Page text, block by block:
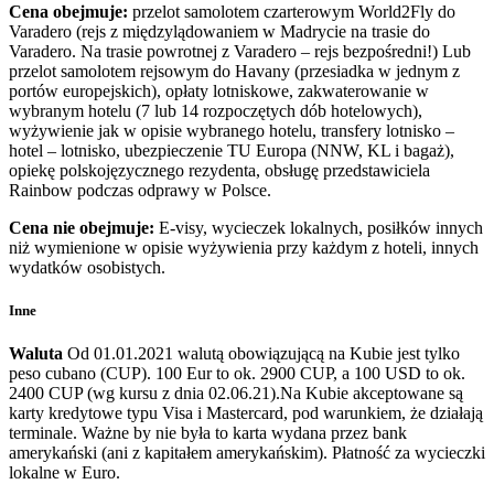
Cena obejmuje: przelot samolotem czarterowym World2Fly do
Varadero (rejs z międzylądowaniem w Madrycie na trasie do
Varadero. Na trasie powrotnej z Varadero – rejs bezpośredni!) Lub
przelot samolotem rejsowym do Havany (przesiadka w jednym z
portów europejskich), opłaty lotniskowe, zakwaterowanie w
wybranym hotelu (7 lub 14 rozpoczętych dób hotelowych),
wyżywienie jak w opisie wybranego hotelu, transfery lotnisko –
hotel – lotnisko, ubezpieczenie TU Europa (NNW, KL i bagaż),
opiekę polskojęzycznego rezydenta, obsługę przedstawiciela
Rainbow podczas odprawy w Polsce.
Cena nie obejmuje: E-visy, wycieczek lokalnych, posiłków innych
niż wymienione w opisie wyżywienia przy każdym z hoteli, innych
wydatków osobistych.
Inne
Waluta Od 01.01.2021 walutą obowiązującą na Kubie jest tylko
peso cubano (CUP). 100 Eur to ok. 2900 CUP, a 100 USD to ok.
2400 CUP (wg kursu z dnia 02.06.21).Na Kubie akceptowane są
karty kredytowe typu Visa i Mastercard, pod warunkiem, że działają
terminale. Ważne by nie była to karta wydana przez bank
amerykański (ani z kapitałem amerykańskim). Płatność za wycieczki
lokalne w Euro.